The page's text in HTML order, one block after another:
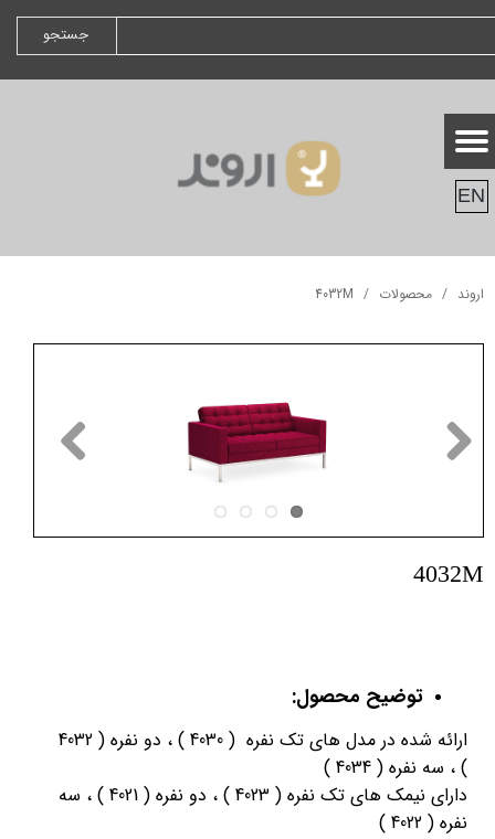
جستجو
EN
اروند محصولات 4032M
4032M
توضیح محصول:
ارائه شده در مدل های تک نفره ( 4030 ) ، دو نفره ( 4032
) ، سه نفره ( 4034 )
دارای نیمک های تک نفره ( 4023 ) ، دو نفره ( 4021 ) ، سه
نفره ( 4022 )